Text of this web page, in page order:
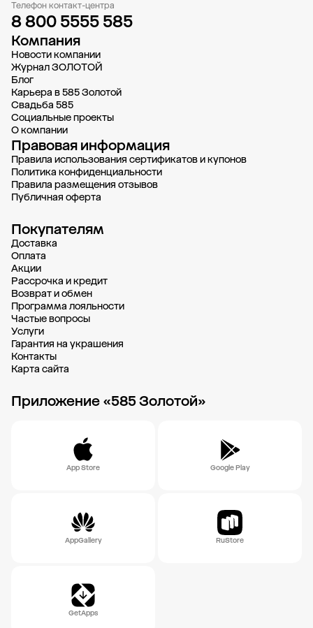
Телефон контакт-центра
8 800 5555 585
Компания
Новости компании
Журнал ЗОЛОТОЙ
Блог
Карьера в 585 Золотой
Свадьба 585
Социальные проекты
О компании
Правовая информация
Правила использования сертификатов и купонов
Политика конфиденциальности
Правила размещения отзывов
Публичная оферта
Покупателям
Доставка
Oплата
Акции
Рассрочка и кредит
Возврат и обмен
Программа лояльности
Частые вопросы
Услуги
Гарантия на украшения
Контакты
Карта сайта
Приложение «585 Золотой»
App Store Google Play
AppGallery RuStore
GetApps